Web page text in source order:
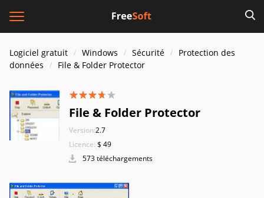
Logiciel gratuit Windows Sécurité
Protection des
données
File & Folder Protector
File & Folder Protector
Version:2.7
Licence: $ 49
573 téléchargements